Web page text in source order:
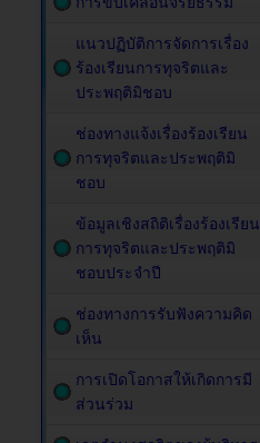
แนวปฏิบัติการจัดการเรื่อง
ร้องเรียนการทุจริตและ
ประพฤติมิชอบ
ช่องทางแจ้งเรื่องร้องเรียน
การทุจริตและประพฤติมิ
ชอบ
ข้อมูลเชิงสถิติเรื่องร้องเรียน
การทุจริตและประพฤติมิ
ชอบประจำปี
ช่องทางการรับฟังความคิด
เห็น
การเปิดโอกาสให้เกิดการมี
ส่วนร่วม